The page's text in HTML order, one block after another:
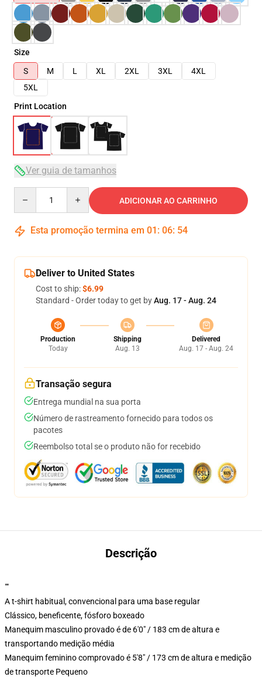
Size
S
M L XL 2XL 3XL
4XL
5XL
Print Location
Ver guia de tamanhos
ADICIONAR AO CARRINHO
Esta promoção termina em 01 : 06: 54
Deliver to United States
Cost to ship:$6.99
Standard - Order today to get byAug. 17 - Aug. 24
Production
Today
Shipping
Aug. 13
Delivered
Aug. 17 - Aug. 24
Transação segura
Entrega mundial na sua porta
Número de rastreamento fornecido para todos os
pacotes
Reembolso total se o produto não for recebido
Descrição
""
A t-shirt habitual, convencional para uma base regular
Clássico, beneficente, fósforo boxeado
Manequim masculino provado é de 6'0" / 183 cm de altura e
transportando medição média
Manequim feminino comprovado é 5'8" / 173 cm de altura e medição
de transporte Pequeno